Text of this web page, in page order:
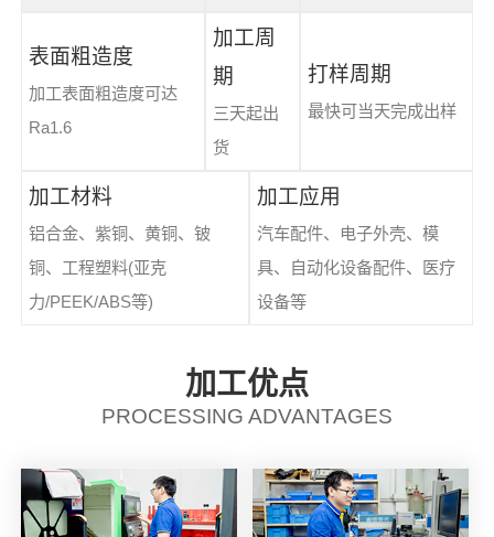
表面粗造度
加工表面粗造度可达
Ra1.6
加工周
期
三天起出
货
打样周期
最快可当天完成出样
加工材料
铝合金、紫铜、黄铜、铍
铜、工程塑料(亚克
力/PEEK/ABS等)
加工应用
汽车配件、电子外壳、模
具、自动化设备配件、医疗
设备等
加工优点
PROCESSING ADVANTAGES